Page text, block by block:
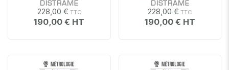
DISTRAME
228,00 €
190,00 €
DISTRAME
228,00 €
190,00 €